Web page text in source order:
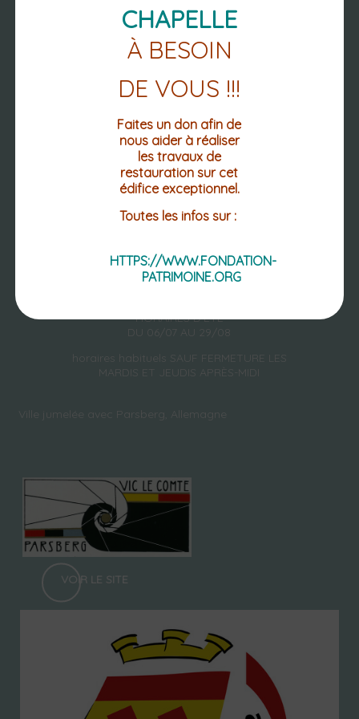
LUNDI : 13h30-18h30
MARDI / MERCREDI/ JEUDI : 13h30 -
17h30
VENDREDI : 13h30 - 16h30
HORAIRES D'ÉTÉ
DU 06/07 AU 29/08
horaires habituels SAUF FERMETURE LES
MARDIS ET JEUDIS APRÈS-MIDI
Ville jumelée avec Parsberg, Allemagne
VOIR LE SITE
CHAPELLE
À BESOIN
DE VOUS !!!
Faites un don afin de
nous aider à réaliser
les travaux de
restauration sur cet
édifice exceptionnel.
Toutes les infos sur :
HTTPS://WWW.FONDATION-
PATRIMOINE.ORG